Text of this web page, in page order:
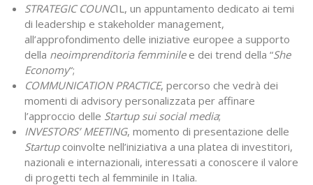
STRATEGIC COUNCIL, un appuntamento dedicato ai temi
di leadership e stakeholder management,
all’approfondimento delle iniziative europee a supporto
della neoimprenditoria femminilee dei trend della “She
Economy“;
COMMUNICATION PRACTICE, percorso che vedrà dei
momenti di advisory personalizzata per affinare
l’approccio delle Startup sui social media;
INVESTORS’ MEETING, momento di presentazione delle
Startupcoinvolte nell’iniziativa a una platea di investitori,
nazionali e internazionali, interessati a conoscere il valore
di progetti tech al femminile in Italia.